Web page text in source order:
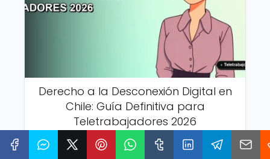
Derecho a la Desconexión Digital en
Chile: Guía Definitiva para
Teletrabajadores 2026